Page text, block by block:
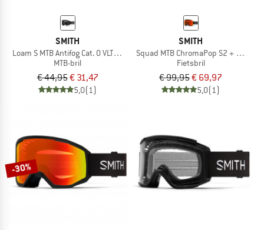
SMITH
Loam S MTB Antifog Cat. 0 VLT 90%
MTB-bril
€ 44,95€ 31,47
5,0(1)
SMITH
Squad MTB ChromaPop S2 + S0 (VLT
Fietsbril
€ 99,95€ 69,97
5,0(1)
-30%